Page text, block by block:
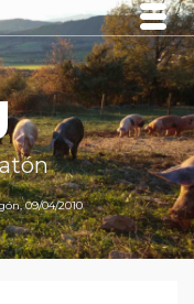
09/04/2010